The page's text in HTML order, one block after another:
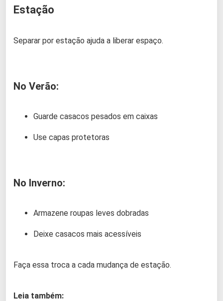
Estação
Separar por estação ajuda a liberar espaço.
No Verão:
Guarde casacos pesados em caixas
Use capas protetoras
No Inverno:
Armazene roupas leves dobradas
Deixe casacos mais acessíveis
Faça essa troca a cada mudança de estação.
Leia também: